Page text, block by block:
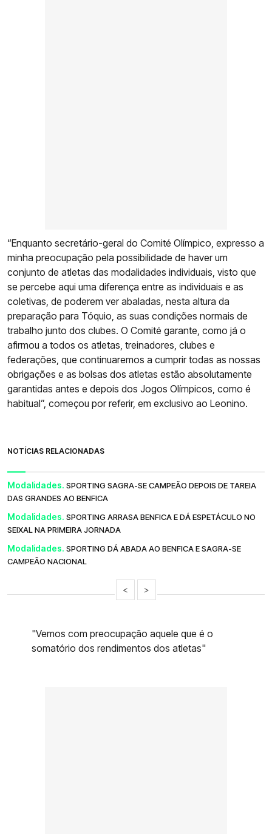
“Enquanto secretário-geral do Comité Olímpico, expresso a
minha preocupação pela possibilidade de haver um
conjunto de atletas das modalidades individuais, visto que
se percebe aqui uma diferença entre as individuais e as
coletivas, de poderem ver abaladas, nesta altura da
preparação para Tóquio, as suas condições normais de
trabalho junto dos clubes. O Comité garante, como já o
afirmou a todos os atletas, treinadores, clubes e
federações, que continuaremos a cumprir todas as nossas
obrigações e as bolsas dos atletas estão absolutamente
garantidas antes e depois dos Jogos Olímpicos, como é
habitual”, começou por referir, em exclusivo ao Leonino.
NOTÍCIAS RELACIONADAS
Modalidades. SPORTING SAGRA-SE CAMPEÃO DEPOIS DE TAREIA
DAS GRANDES AO BENFICA
Modalidades. SPORTING ARRASA BENFICA E DÁ ESPETÁCULO NO
SEIXAL NA PRIMEIRA JORNADA
Modalidades. SPORTING DÁ ABADA AO BENFICA E SAGRA-SE
CAMPEÃO NACIONAL
< >
"Vemos com preocupação aquele que é o
somatório dos rendimentos dos atletas"